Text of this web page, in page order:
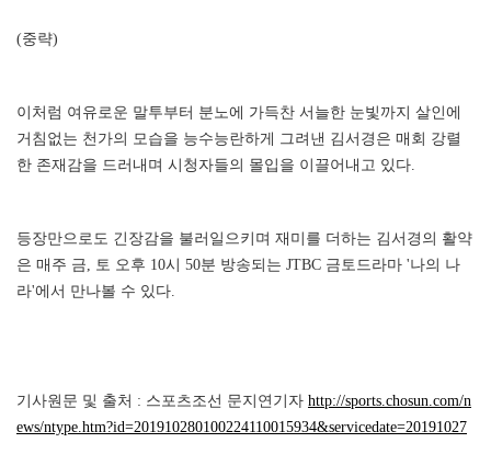
(중략)
이처럼 여유로운 말투부터 분노에 가득찬 서늘한 눈빛까지 살인에
거침없는 천가의 모습을 능수능란하게 그려낸 김서경은 매회 강렬
한 존재감을 드러내며 시청자들의 몰입을 이끌어내고 있다.
등장만으로도 긴장감을 불러일으키며 재미를 더하는 김서경의 활약
은 매주 금, 토 오후 10시 50분 방송되는 JTBC 금토드라마 '나의 나
라'에서 만나볼 수 있다.
기사원문 및 출처 : 스포츠조선 문지연기자 http://sports.chosun.com/n
ews/ntype.htm?id=201910280100224110015934&servicedate=20191027